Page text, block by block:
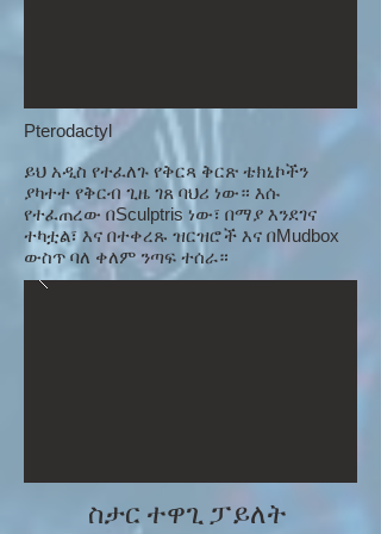
Pterodactyl
ይህ አዲስ የተፈለጉ የቅርጻ ቅርጽ ቴክኒኮችን
ያካተተ የቅርብ ጊዜ ገጸ ባህሪ ነው። እሱ
የተፈጠረው በSculptris ነው፣ በማያ እንደገና
ተካቷል፣ እና በተቀረጹ ዝርዝሮች እና በMudbox
ውስጥ ባለ ቀለም ንጣፍ ተሰራ።
ስታር ተዋጊ ፓይለት